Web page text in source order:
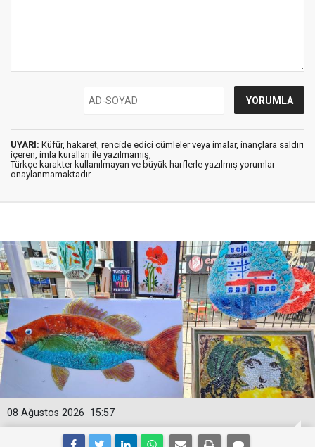
UYARI: Küfür, hakaret, rencide edici cümleler veya imalar, inançlara saldırı
içeren, imla kuralları ile yazılmamış,
Türkçe karakter kullanılmayan ve büyük harflerle yazılmış yorumlar
onaylanmamaktadır.
15:57
08 Ağustos 2026